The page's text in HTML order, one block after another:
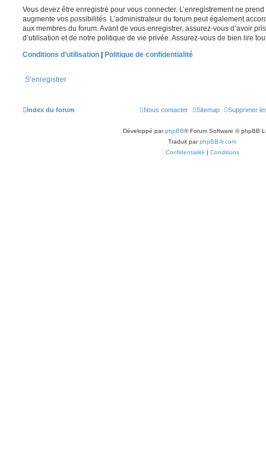
Vous devez être enregistré pour vous connecter. L’enregistrement ne
augmente vos possibilités. L’administrateur du forum peut également
aux membres du forum. Avant de vous enregistrer, assurez-vous d’avoir
d’utilisation et de notre politique de vie privée. Assurez-vous de bien lire
Conditions d’utilisation
Politique de confidentialité
S’enregistrer
Index du forum Supprimer
Sitemap
Nous contacter
Développé parphpBB® Forum Software © phpBB
Traduit parphpBB-fr.com
Confidentialité | Conditions